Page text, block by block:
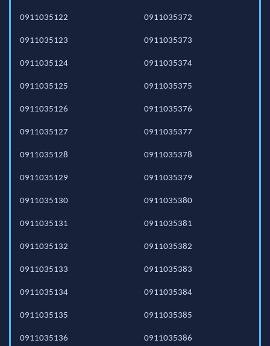
0911035122
0911035123
0911035124
0911035125
0911035126
0911035127
0911035128
0911035129
0911035130
0911035131
0911035132
0911035133
0911035134
0911035135
0911035136
0911035372
0911035373
0911035374
0911035375
0911035376
0911035377
0911035378
0911035379
0911035380
0911035381
0911035382
0911035383
0911035384
0911035385
0911035386